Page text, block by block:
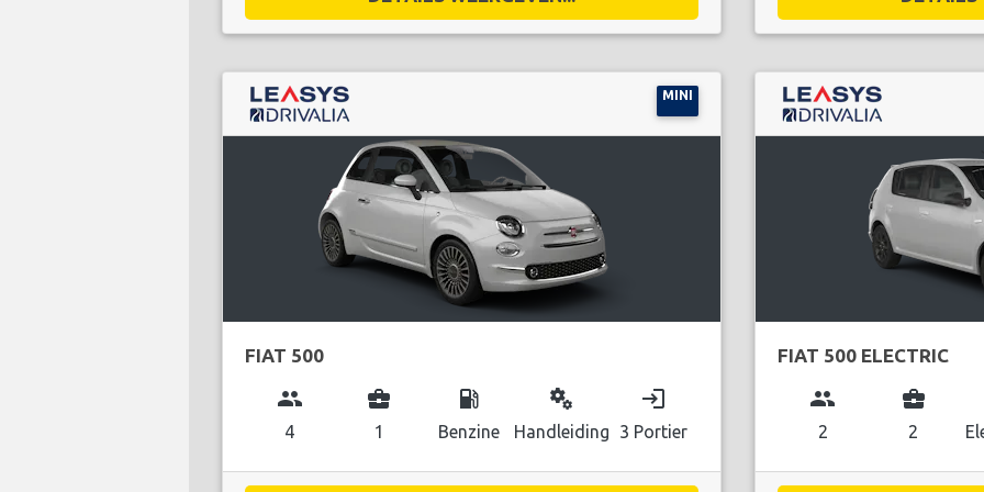
MINI
FIAT 500
group
4
business_center
1
local_gas_station
Benzine
miscellaneous_services
Handleiding
login
3 Portier
FIAT 500 ELECTRIC
group
2
business_center
2